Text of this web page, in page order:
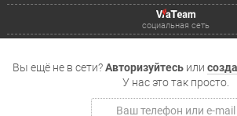
социальная сеть
Вы ещё не в сети?Авторизуйтесьили
У нас это так просто.